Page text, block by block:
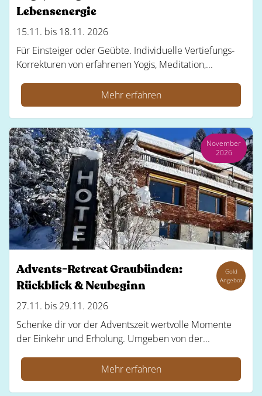
Lebensenergie
15.11. bis 18.11. 2026
Für Einsteiger oder Geübte. Individuelle Vertiefungs-
Korrekturen von erfahrenen Yogis, Meditation,...
Mehr erfahren
November
2026
Advents-Retreat Graubünden:
Rückblick & Neubeginn
Gold
Angebot
27.11. bis 29.11. 2026
Schenke dir vor der Adventszeit wertvolle Momente
der Einkehr und Erholung. Umgeben von der...
Mehr erfahren